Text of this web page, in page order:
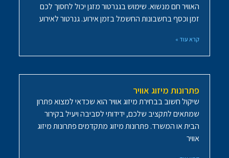
האוויר חם מנשוא. שימוש בגנרטור מזגן יכול לחסוך לכם
זמן וכסף בחשבונות החשמל בזמן אירוע. גנרטור לאירוע
קרא עוד »
פתרונות מיזוג אוויר
שיקול חשוב בבחירת מיזוג אוויר הוא שכדאי למצוא פתרון
שמתאים לתקציב שלכם, ידידותי לסביבה ויעיל בקירור
הבית או המשרד. פתרונות מיזוג מתקדמים פתרונות מיזוג
אוויר